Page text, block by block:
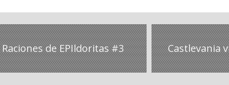
Raciones de EPIldoritas #3 Castlevania